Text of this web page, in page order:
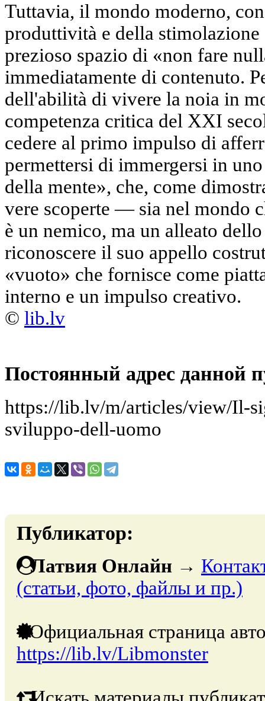
Tuttavia, il mondo moderno,
produttività e della stimolazione
prezioso spazio di «non fare
immediatamente di contenuto.
dell'abilità di vivere la noia in
competenza critica del XXI
cedere al primo impulso di
permettersi di immergersi in
della mente», che, come
vere scoperte — sia nel mondo
è un nemico, ma un alleato
riconoscere il suo appello
«vuoto» che fornisce come
interno e un impulso creativo.
© lib.lv
Постоянный адрес данной
https://lib.lv/m/articles/view/Il-
sviluppo-dell-uomo
Публикатор:
Латвия Онлайн →
(статьи, фото, файлы и пр.)
Официальная страница
https://lib.lv/Libmonster